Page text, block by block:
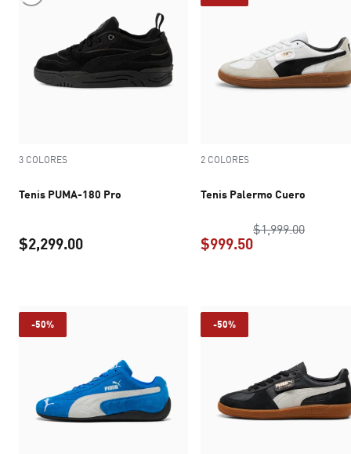
3 COLORES
Tenis PUMA-180 Pro
$2,299.00
2 COLORES
Tenis Palermo Cuero
$1,999.00precio
$999.50
-50% -50%